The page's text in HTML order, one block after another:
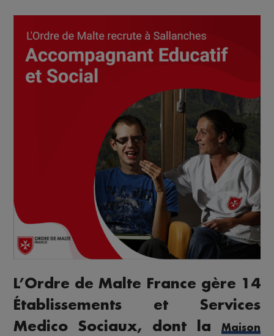
L’Ordre de Malte France gère 14
Établissements et Services
Medico Sociaux, dont la
Maison